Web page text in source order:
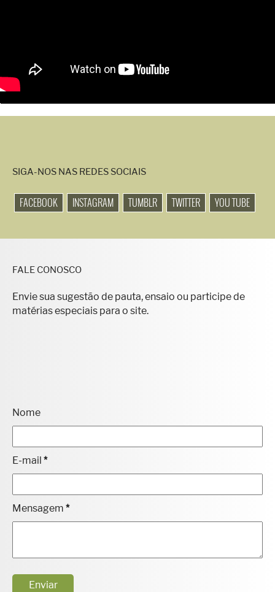
SIGA-NOS NAS REDES SOCIAIS
FACEBOOK INSTAGRAM TUMBLR TWITTER YOU TUBE
FALE CONOSCO
Envie sua sugestão de pauta, ensaio ou participe de
matérias especiais para o site.
Nome
E-mail *
Mensagem *